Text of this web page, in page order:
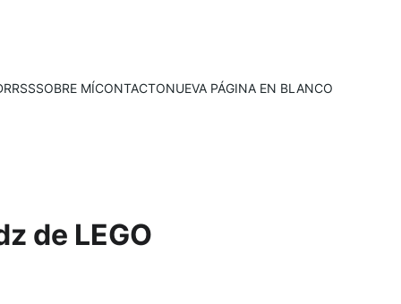
RRSSSOBRE MÍCONTACTONUEVA PÁGINA EN BLANCO
de LEGO